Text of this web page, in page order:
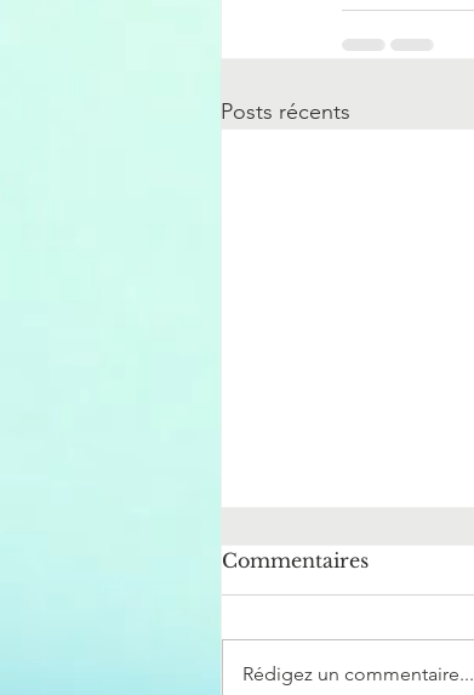
Posts récents
Commentaires
Rédigez un commentaire...